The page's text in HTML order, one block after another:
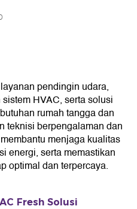
pendingin udara,
HVAC, serta solusi
rumah tangga dan
teknisi berpengalaman dan
menjaga kualitas
energi, serta memastikan
optimal dan terpercaya.
Fresh Solusi